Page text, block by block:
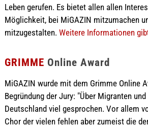
Leben gerufen. Es bietet allen allen
Möglichkeit, bei MiGAZIN mitzumachen
mitzugestalten. Weitere Informationen
GRIMME Online Award
MiGAZIN wurde mit dem Grimme Online
Begründung der Jury: "Über Migranten
Deutschland viel gesprochen. Vor allem
Chor der vielen fehlen aber zumeist die